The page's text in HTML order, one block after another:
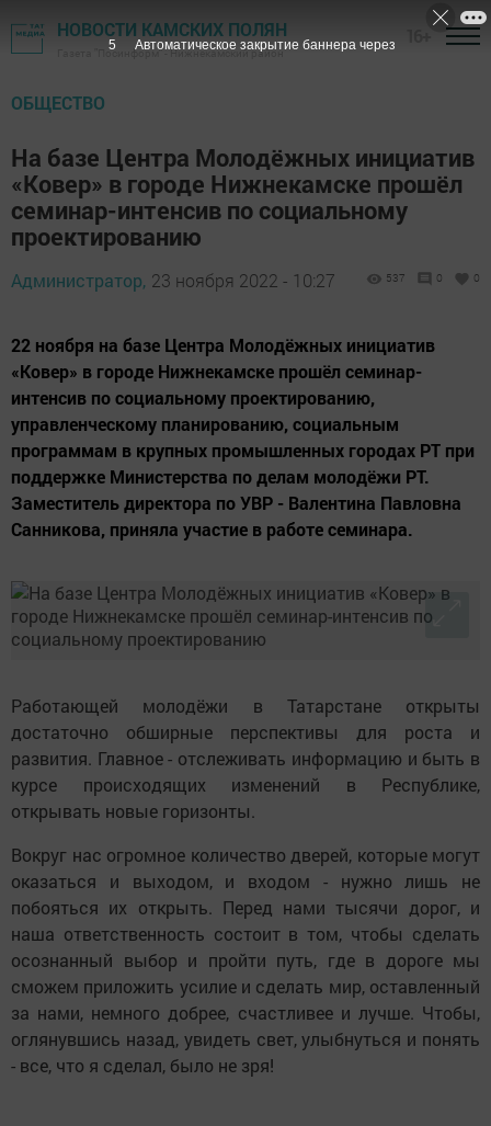
НОВОСТИ КАМСКИХ ПОЛЯН
Газета "Посинформ" - Нижнекамский район
ОБЩЕСТВО
На базе Центра Молодёжных инициатив
«Ковер» в городе Нижнекамске прошёл
семинар-интенсив по социальному
проектированию
Администратор, 23 ноября 2022 - 10:27 537 0 0
22 ноября на базе Центра Молодёжных инициатив
«Ковер» в городе Нижнекамске прошёл семинар-
интенсив по социальному проектированию,
управленческому планированию, социальным
программам в крупных промышленных городах РТ при
поддержке Министерства по делам молодёжи РТ.
Заместитель директора по УВР - Валентина Павловна
Санникова, приняла участие в работе семинара.
Работающей молодёжи в Татарстане открыты
достаточно обширные перспективы для роста и
развития. Главное - отслеживать информацию и быть в
курсе происходящих изменений в Республике,
открывать новые горизонты.
Вокруг нас огромное количество дверей, которые могут
оказаться и выходом, и входом - нужно лишь не
побояться их открыть. Перед нами тысячи дорог, и
наша ответственность состоит в том, чтобы сделать
осознанный выбор и пройти путь, где в дороге мы
сможем приложить усилие и сделать мир, оставленный
за нами, немного добрее, счастливее и лучше. Чтобы,
оглянувшись назад, увидеть свет, улыбнуться и понять
- все, что я сделал, было не зря!
4 Автоматическое закрытие баннера через